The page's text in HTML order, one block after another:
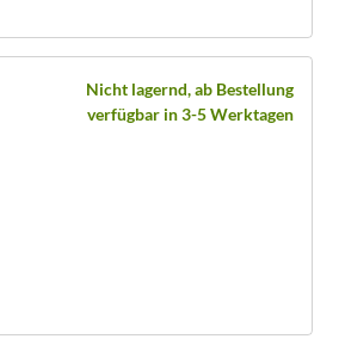
Nicht lagernd, ab Bestellung
verfügbar in 3-5 Werktagen